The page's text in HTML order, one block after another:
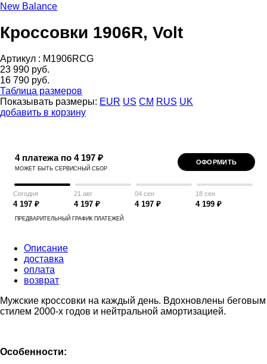
New Balance
Кроссовки 1906R, Volt
Артикул : M1906RCG
23 990 руб.
16 790 руб.
Таблица размеров
Показывать размеры: EUR US CM RUS UK
добавить в корзину
4 платежа по 4 197 ₽
МОЖЕТ БЫТЬ СЕРВИСНЫЙ СБОР
ОФОРМИТЬ
Сегодня
4 197 ₽
21 авг
4 197 ₽
04 сен
4 197 ₽
18 сен
4 199 ₽
ПРЕДВАРИТЕЛЬНЫЙ ГРАФИК ПЛАТЕЖЕЙ
Описание
доставка
оплата
возврат
Мужские кроссовки на каждый день. Вдохновлены беговым
стилем 2000-х годов и нейтральной амортизацией.
Особенности: